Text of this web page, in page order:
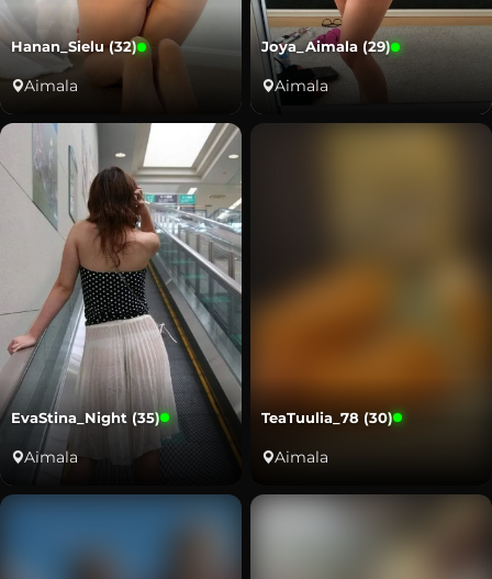
Hanan_Sielu (32)
Aimala
Joya_Aimala (29)
Aimala
EvaStina_Night (35)
Aimala
TeaTuulia_78 (30)
Aimala